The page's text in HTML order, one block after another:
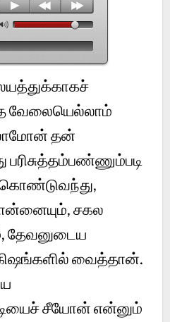
வேலையெல்லாம்
தன்
சகல
தேவனுடைய
வைத்தான்.
சீயோன் என்னும்